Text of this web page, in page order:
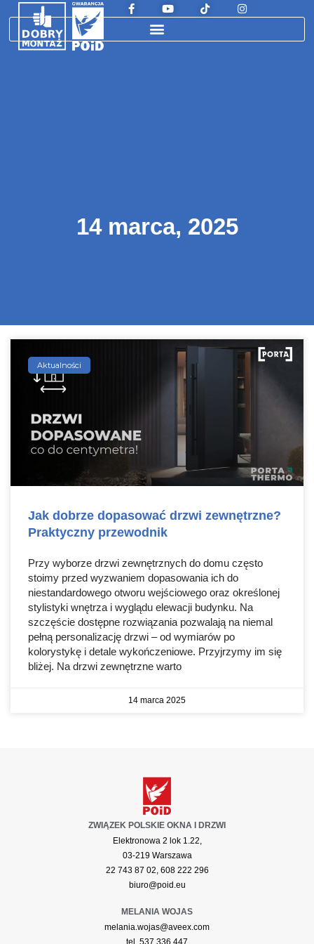
14 marca, 2025
Aktualności
Jak dobrze dopasować drzwi zewnętrzne?
Praktyczny przewodnik
Przy wyborze drzwi zewnętrznych do domu często
stoimy przed wyzwaniem dopasowania ich do
niestandardowego otworu wejściowego oraz określonej
stylistyki wnętrza i wyglądu elewacji budynku. Na
szczęście dostępne rozwiązania pozwalają na niemal
pełną personalizację drzwi – od wymiarów po
kolorystykę i detale wykończeniowe. Przyjrzymy im się
bliżej. Na drzwi zewnętrzne warto
14 marca 2025
ZWIĄZEK POLSKIE OKNA I DRZWI
Elektronowa 2 lok 1.22,
03-219 Warszawa
22 743 87 02, 608 222 296
biuro@poid.eu
MELANIA WOJAS
melania.wojas@aveex.com
tel. 537 336 447